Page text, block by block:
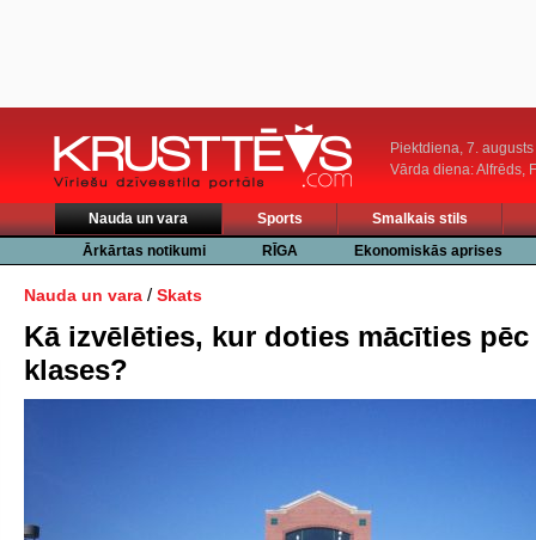
Piektdiena, 7. augusts
Vārda diena: Alfrēds,
Nauda un vara Sports
Smalkais stils
Ārkārtas notikumi
RĪGA Ekonomiskās aprises
Nauda un vara / Skats
Kā izvēlēties, kur doties mācīties pēc
klases?